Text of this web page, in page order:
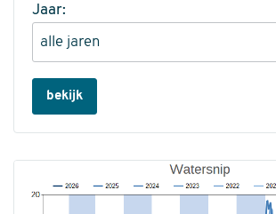
Jaar:
bekijk